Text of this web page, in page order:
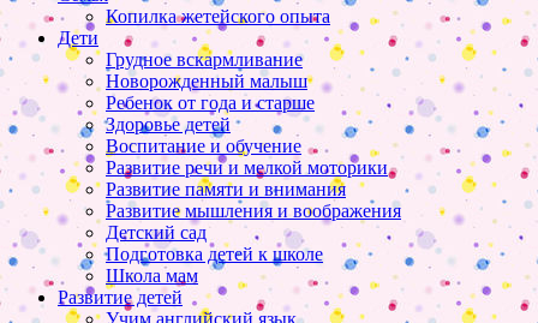
Копилка жетейского опыта
Дети
Грудное вскармливание
Новорожденный малыш
Ребенок от года и старше
Здоровье детей
Воспитание и обучение
Развитие речи и мелкой моторики
Развитие памяти и внимания
Развитие мышления и воображения
Детский сад
Подготовка детей к школе
Школа мам
Развитие детей
Учим английский язык